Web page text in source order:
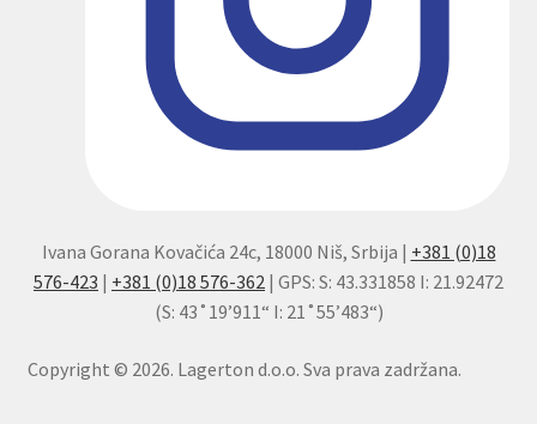
Ivana Gorana Kovačića 24c, 18000 Niš, Srbija | +381 (0)18
576-423 | +381 (0)18 576-362 | GPS: S: 43.331858 I: 21.92472
(S: 43˚19’911“ I: 21˚55’483“)
Copyright © 2026. Lagerton d.o.o. Sva prava zadržana.